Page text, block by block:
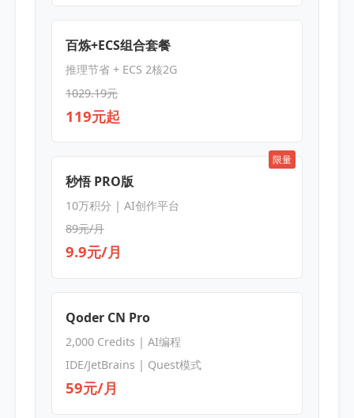
百炼+ECS组合套餐
推理节省 + ECS 2核2G
1029.19元
119元起
限量
秒悟 PRO版
10万积分 | AI创作平台
89元/月
9.9元/月
Qoder CN Pro
2,000 Credits | AI编程
IDE/JetBrains | Quest模式
59元/月